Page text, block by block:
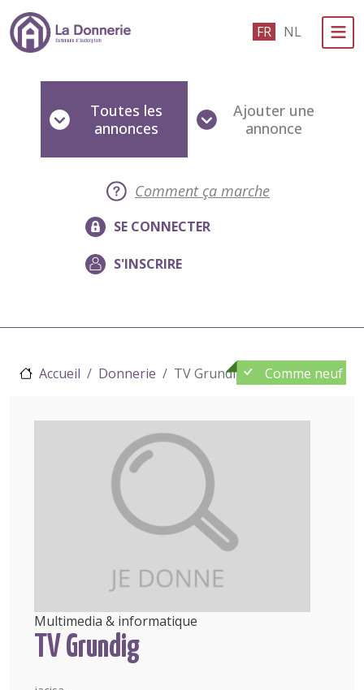
Passer au contenu principal FR NL
Administration politique
Événements et vie associative
eGuichet
Vivre à Auderghem
Toutes les
annonces
Ajouter une
annonce
Comment ça marche
SE CONNECTER
S'INSCRIRE
Accueil Donnerie TV Grundig Comme neuf
Multimedia & informatique
TV Grundig